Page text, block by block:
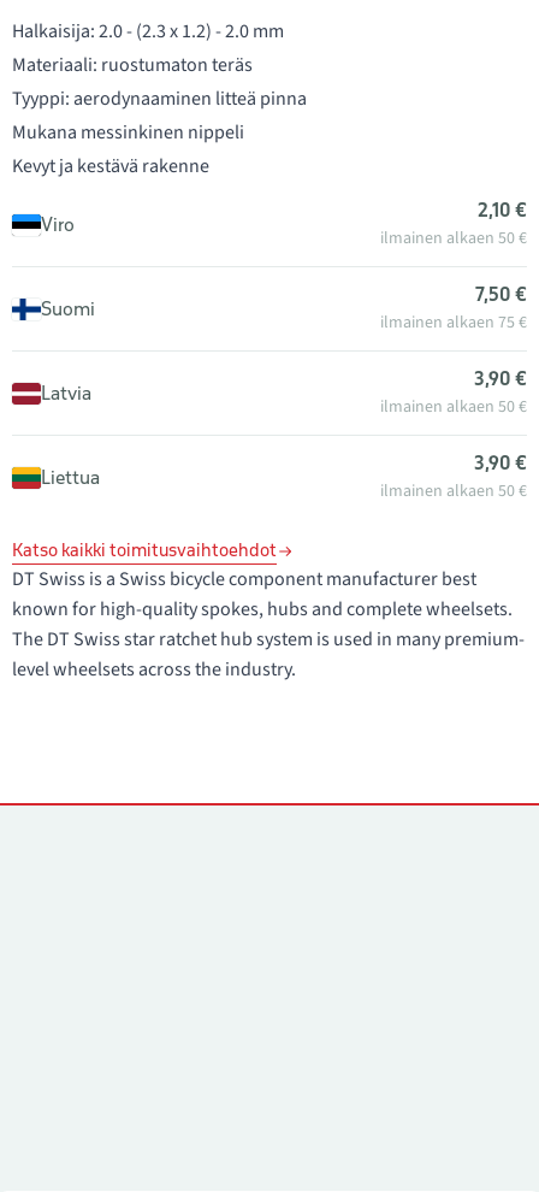
Halkaisija: 2.0 - (2.3 x 1.2) - 2.0 mm
Materiaali: ruostumaton teräs
Tyyppi: aerodynaaminen litteä pinna
Mukana messinkinen nippeli
Kevyt ja kestävä rakenne
Viro
2,10 €
ilmainen alkaen 50 €
Suomi
7,50 €
ilmainen alkaen 75 €
Latvia
3,90 €
ilmainen alkaen 50 €
Liettua
3,90 €
ilmainen alkaen 50 €
Katso kaikki toimitusvaihtoehdot
DT Swiss is a Swiss bicycle component manufacturer best
known for high-quality spokes, hubs and complete wheelsets.
The DT Swiss star ratchet hub system is used in many premium-
level wheelsets across the industry.